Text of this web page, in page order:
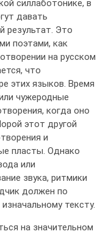
силлаботонике, в
давать
результат. Это
поэтами, как
на русском
что
этих языков. Время
чужеродные
когда оно
этот другой
и
пласты. Однако
или
звука, ритмики
должен по
тексту.
на значительном